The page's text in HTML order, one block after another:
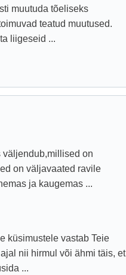
muutuda tõeliseks
teatud muutused.
liigeseid ...
on
on väljavaated ravile
ja kaugemas ...
küsimustele vastab Teie
nii hirmul või ähmi täis, et
...